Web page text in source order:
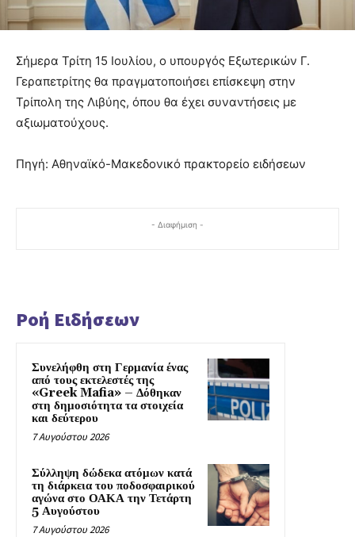
Σήμερα Τρίτη 15 Ιουλίου, ο υπουργός Εξωτερικών Γ.
Γεραπετρίτης θα πραγματοποιήσει επίσκεψη στην
Τρίπολη της Λιβύης, όπου θα έχει συναντήσεις με
αξιωματούχους.
Πηγή: Αθηναϊκό-Μακεδονικό πρακτορείο ειδήσεων
- Διαφήμιση -
Ροή Ειδήσεων
Συνελήφθη στη Γερμανία ένας
από τους εκτελεστές της
«Greek Mafia» – Δόθηκαν
στη δημοσιότητα τα στοιχεία
και δεύτερου
7 Αυγούστου 2026
Σύλληψη δώδεκα ατόμων κατά
τη διάρκεια του ποδοσφαιρικού
αγώνα στο ΟΑΚΑ την Τετάρτη
5 Αυγούστου
7 Αυγούστου 2026